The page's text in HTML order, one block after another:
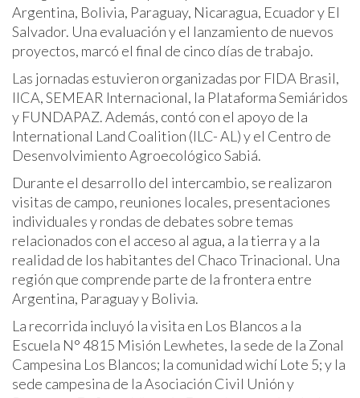
Argentina, Bolivia, Paraguay, Nicaragua, Ecuador y El
Salvador. Una evaluación y el lanzamiento de nuevos
proyectos, marcó el final de cinco días de trabajo.
Las jornadas estuvieron organizadas por FIDA Brasil,
IICA, SEMEAR Internacional, la Plataforma Semiáridos
y FUNDAPAZ. Además, contó con el apoyo de la
International Land Coalition (ILC- AL) y el Centro de
Desenvolvimiento Agroecológico Sabiá.
Durante el desarrollo del intercambio, se realizaron
visitas de campo, reuniones locales, presentaciones
individuales y rondas de debates sobre temas
relacionados con el acceso al agua, a la tierra y a la
realidad de los habitantes del Chaco Trinacional. Una
región que comprende parte de la frontera entre
Argentina, Paraguay y Bolivia.
La recorrida incluyó la visita en Los Blancos a la
Escuela N° 4815 Misión Lewhetes, la sede de la Zonal
Campesina Los Blancos; la comunidad wichí Lote 5; y la
sede campesina de la Asociación Civil Unión y